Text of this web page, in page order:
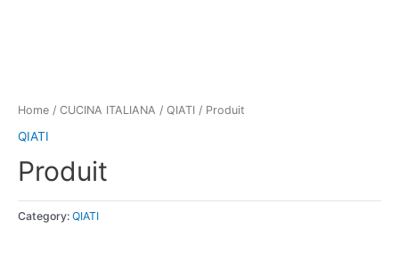
Home / CUCINA ITALIANA / QIATI / Produit
QIATI
Produit
Category: QIATI